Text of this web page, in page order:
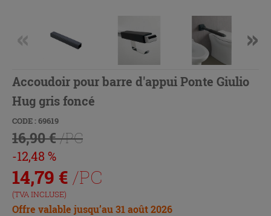
Accoudoir pour barre d'appui Ponte Giulio
Hug gris foncé
CODE : 69619
16,90 €/PC
-12,48 %
14,79 € /PC
(TVA INCLUSE)
Offre valable jusqu’au 31 août 2026